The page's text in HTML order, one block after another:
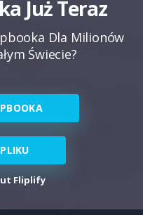
Już Teraz
Dla Milionów
Świecie?
Fliplify